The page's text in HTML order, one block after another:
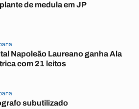
de medula em JP
Napoleão Laureano ganha Ala
com 21 leitos
subutilizado